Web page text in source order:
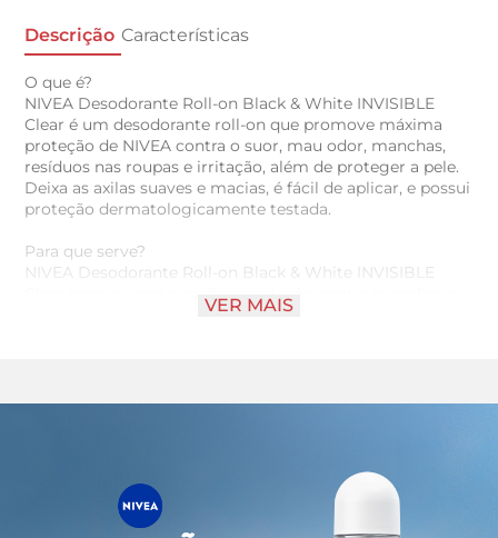
Descrição Características
O que é?
NIVEA Desodorante Roll-on Black & White INVISIBLE
Clear é um desodorante roll-on que promove máxima
proteção de NIVEA contra o suor, mau odor, manchas,
resíduos nas roupas e irritação, além de proteger a pele.
Deixa as axilas suaves e macias, é fácil de aplicar, e possui
proteção dermatologicamente testada.
Para que serve?
NIVEA Desodorante Roll-on Black & White INVISIBLE
Clear proporciona a melhor proteção contra manchas e
suor. Sua fórmula é 5x anti odor, suor, manchas, resíduos
- Fácil de aplicar
- Dermatologicamente testado
- Cuidado suave
VER MAIS